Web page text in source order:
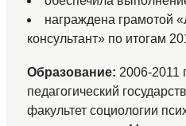
награждена грамотой
консультант» по итогам
Образование: 2006-2011
педагогический
факультет социологии